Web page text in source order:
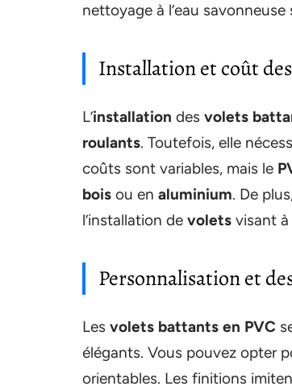
nettoyage à l’eau
Installation et coût
L’installation des volets
roulants. Toutefois, elle
coûts sont variables, mais le
bois ou en aluminium. De
l’installation de volets visant à
Personnalisation et
Les volets battants en PVC
élégants. Vous pouvez opter
orientables. Les finitions